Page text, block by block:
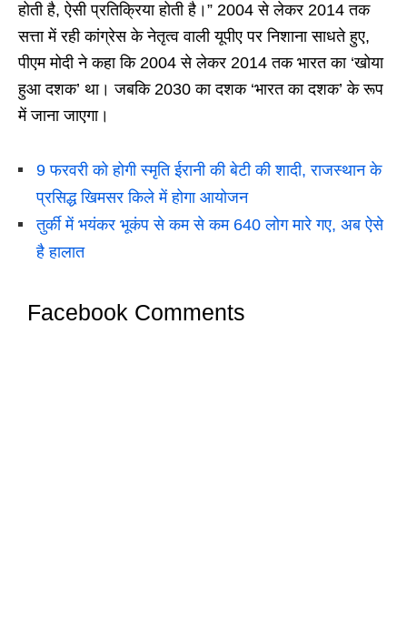
होती है, ऐसी प्रतिक्रिया होती है।” 2004 से लेकर 2014 तक
सत्ता में रही कांग्रेस के नेतृत्व वाली यूपीए पर निशाना साधते हुए,
पीएम मोदी ने कहा कि 2004 से लेकर 2014 तक भारत का ‘खोया
हुआ दशक’ था। जबकि 2030 का दशक ‘भारत का दशक’ के रूप
में जाना जाएगा।
9 फरवरी को होगी स्मृति ईरानी की बेटी की शादी, राजस्थान के
प्रसिद्ध खिमसर किले में होगा आयोजन
तुर्की में भयंकर भूकंप से कम से कम 640 लोग मारे गए, अब ऐसे
है हालात
Facebook Comments